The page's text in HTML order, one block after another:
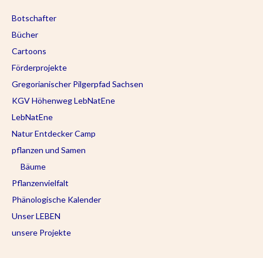
Botschafter
Bücher
Cartoons
Förderprojekte
Gregorianischer Pilgerpfad Sachsen
KGV Höhenweg LebNatEne
LebNatEne
Natur Entdecker Camp
pflanzen und Samen
Bäume
Pflanzenvielfalt
Phänologische Kalender
Unser LEBEN
unsere Projekte